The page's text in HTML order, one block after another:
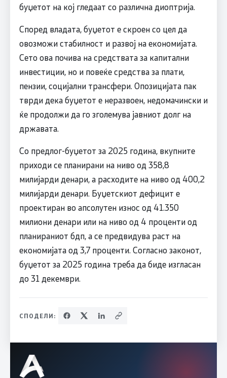
буџетот на кој гледаат со различна диоптрија.
Според владата, буџетот е скроен со цел да
овозможи стабилност и развој на економијата.
Сето ова почива на средствата за капитални
инвестиции, но и повеќе средства за плати,
пензии, социјални трансфери. Опозицијата пак
тврди дека буџетот е неразвоен, недомачински и
ќе продолжи да го зголемува јавниот долг на
државата.
Со предлог-буџетот за 2025 година, вкупните
приходи се планирани на ниво од 358,8
милијарди денари, а расходите на ниво од 400,2
милијарди денари. Буџетскиот дефицит е
проектиран во апсолутен износ од 41.350
милиони денари или на ниво од 4 проценти од
планираниот бдп, а се предвидува раст на
економијата од 3,7 проценти. Согласно законот,
буџетот за 2025 година треба да биде изгласан
до 31 декември.
СПОДЕЛИ: